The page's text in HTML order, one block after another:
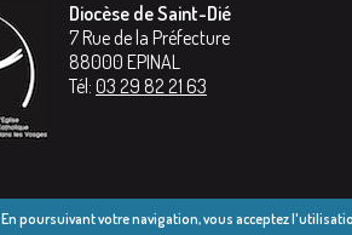
Diocèse de Saint-Dié
7 Rue de la Préfecture
88000 EPINAL
Tél: 03 29 82 21 63
En poursuivant votre navigation, vous acceptez